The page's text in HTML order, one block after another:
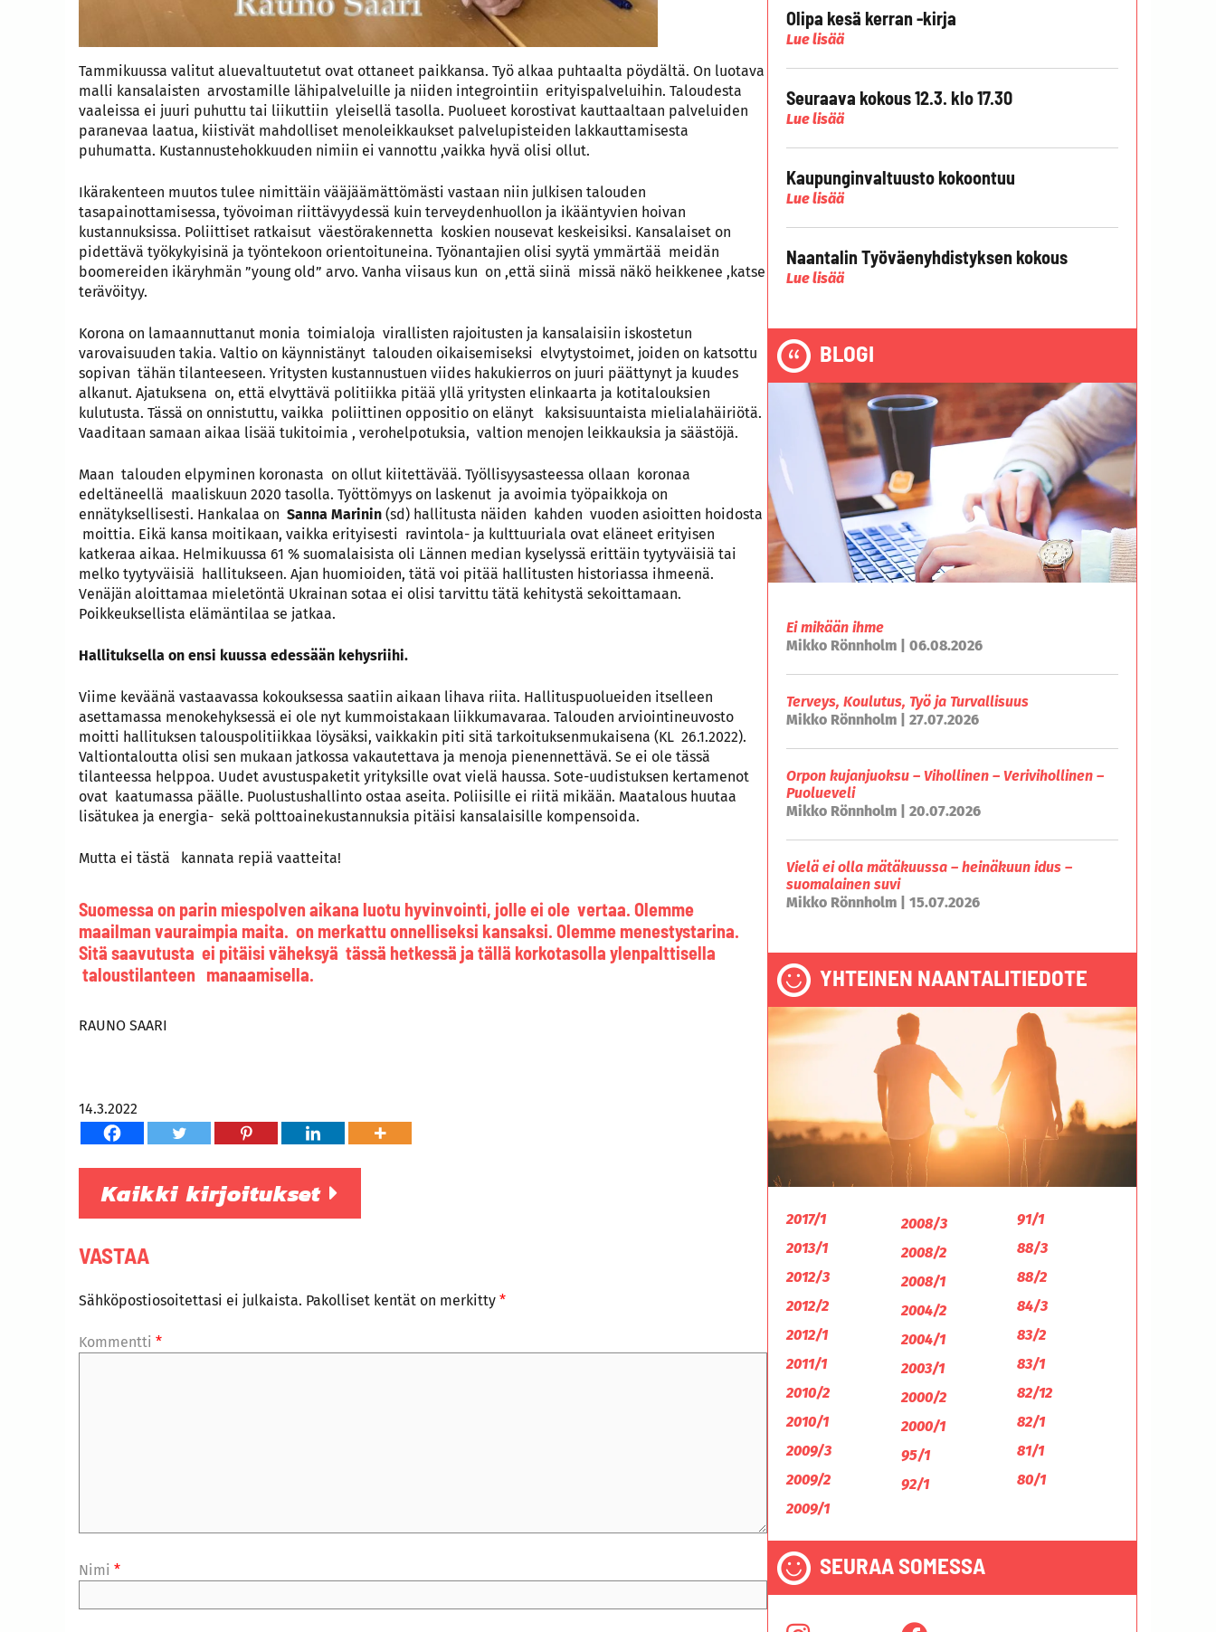
Tammikuussa valitut aluevaltuutetut ovat ottaneet paikkansa. Työ alkaa puhtaalta pöydältä. On luotava
malli kansalaisten arvostamille lähipalveluille ja niiden integrointiin erityispalveluihin. Taloudesta
vaaleissa ei juuri puhuttu tai liikuttiin yleisellä tasolla. Puolueet korostivat kauttaaltaan palveluiden
paranevaa laatua, kiistivät mahdolliset menoleikkaukset palvelupisteiden lakkauttamisesta
puhumatta. Kustannustehokkuuden nimiin ei vannottu ,vaikka hyvä olisi ollut.
Ikärakenteen muutos tulee nimittäin vääjäämättömästi vastaan niin julkisen talouden
tasapainottamisessa, työvoiman riittävyydessä kuin terveydenhuollon ja ikääntyvien hoivan
kustannuksissa. Poliittiset ratkaisut väestörakennetta koskien nousevat keskeisiksi. Kansalaiset on
pidettävä työkykyisinä ja työntekoon orientoituneina. Työnantajien olisi syytä ymmärtää meidän
boomereiden ikäryhmän ”young old” arvo. Vanha viisaus kun on ,että siinä missä näkö heikkenee ,katse
terävöityy.
Korona on lamaannuttanut monia toimialoja virallisten rajoitusten ja kansalaisiin iskostetun
varovaisuuden takia. Valtio on käynnistänyt talouden oikaisemiseksi elvytystoimet, joiden on katsottu
sopivan tähän tilanteeseen. Yritysten kustannustuen viides hakukierros on juuri päättynyt ja kuudes
alkanut. Ajatuksena on, että elvyttävä politiikka pitää yllä yritysten elinkaarta ja kotitalouksien
kulutusta. Tässä on onnistuttu, vaikka poliittinen oppositio on elänyt kaksisuuntaista mielialahäiriötä.
Vaaditaan samaan aikaa lisää tukitoimia , verohelpotuksia, valtion menojen leikkauksia ja säästöjä.
Maan talouden elpyminen koronasta on ollut kiitettävää. Työllisyysasteessa ollaan koronaa
edeltäneellä maaliskuun 2020 tasolla. Työttömyys on laskenut ja avoimia työpaikkoja on
ennätyksellisesti. Hankalaa on Sanna Marinin (sd) hallitusta näiden kahden vuoden asioitten hoidosta
moittia. Eikä kansa moitikaan, vaikka erityisesti ravintola- ja kulttuuriala ovat eläneet erityisen
katkeraa aikaa. Helmikuussa 61 % suomalaisista oli Lännen median kyselyssä erittäin tyytyväisiä tai
melko tyytyväisiä hallitukseen. Ajan huomioiden, tätä voi pitää hallitusten historiassa ihmeenä.
Venäjän aloittamaa mieletöntä Ukrainan sotaa ei olisi tarvittu tätä kehitystä sekoittamaan.
Poikkeuksellista elämäntilaa se jatkaa.
Hallituksella on ensi kuussa edessään kehysriihi.
Viime keväänä vastaavassa kokouksessa saatiin aikaan lihava riita. Hallituspuolueiden itselleen
asettamassa menokehyksessä ei ole nyt kummoistakaan liikkumavaraa. Talouden arviointineuvosto
moitti hallituksen talouspolitiikkaa löysäksi, vaikkakin piti sitä tarkoituksenmukaisena (KL 26.1.2022).
Valtiontaloutta olisi sen mukaan jatkossa vakautettava ja menoja pienennettävä. Se ei ole tässä
tilanteessa helppoa. Uudet avustuspaketit yrityksille ovat vielä haussa. Sote-uudistuksen kertamenot
ovat kaatumassa päälle. Puolustushallinto ostaa aseita. Poliisille ei riitä mikään. Maatalous huutaa
lisätukea ja energia- sekä polttoainekustannuksia pitäisi kansalaisille kompensoida.
Mutta ei tästä kannata repiä vaatteita!
Suomessa on parin miespolven aikana luotu hyvinvointi, jolle ei ole vertaa. Olemme
maailman vauraimpia maita. on merkattu onnelliseksi kansaksi. Olemme menestystarina.
Sitä saavutusta ei pitäisi väheksyä tässä hetkessä ja tällä korkotasolla ylenpalttisella
taloustilanteen manaamisella.
RAUNO SAARI
14.3.2022
Kaikki kirjoitukset
VASTAA
Sähköpostiosoitettasi ei julkaista. Pakolliset kentät on merkitty *
Kommentti *
Nimi *
Olipa kesä kerran -kirja
Lue lisää
Seuraava kokous 12.3. klo 17.30
Lue lisää
Kaupunginvaltuusto kokoontuu
Lue lisää
Naantalin Työväenyhdistyksen kokous
Lue lisää
BLOGI
Ei mikään ihme
Mikko Rönnholm | 06.08.2026
Terveys, Koulutus, Työ ja Turvallisuus
Mikko Rönnholm | 27.07.2026
Orpon kujanjuoksu – Vihollinen – Verivihollinen –
Puolueveli
Mikko Rönnholm | 20.07.2026
Vielä ei olla mätäkuussa – heinäkuun idus –
suomalainen suvi
Mikko Rönnholm | 15.07.2026
YHTEINEN NAANTALITIEDOTE
2017/1
2013/1
2012/3
2012/2
2012/1
2011/1
2010/2
2010/1
2009/3
2009/2
2009/1
2008/3
2008/2
2008/1
2004/2
2004/1
2003/1
2000/2
2000/1
95/1
92/1
91/1
88/3
88/2
84/3
83/2
83/1
82/12
82/1
81/1
80/1
SEURAA SOMESSA